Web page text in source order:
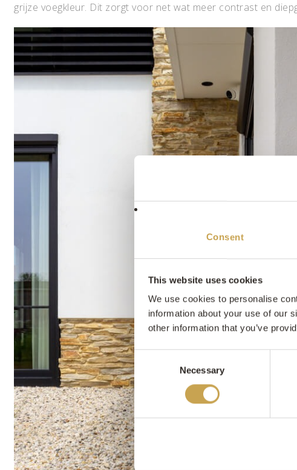
Consent
This website uses cookies
We use cookies to personalise
information about your use of our
other information that you’ve
Consent
Selection
Necessary
grijze voegkleur. Dit zorgt voor net wat meer contrast en